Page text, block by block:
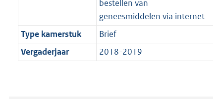
bestellen van
geneesmiddelen via internet
Type kamerstuk
Brief
Vergaderjaar
2018-2019